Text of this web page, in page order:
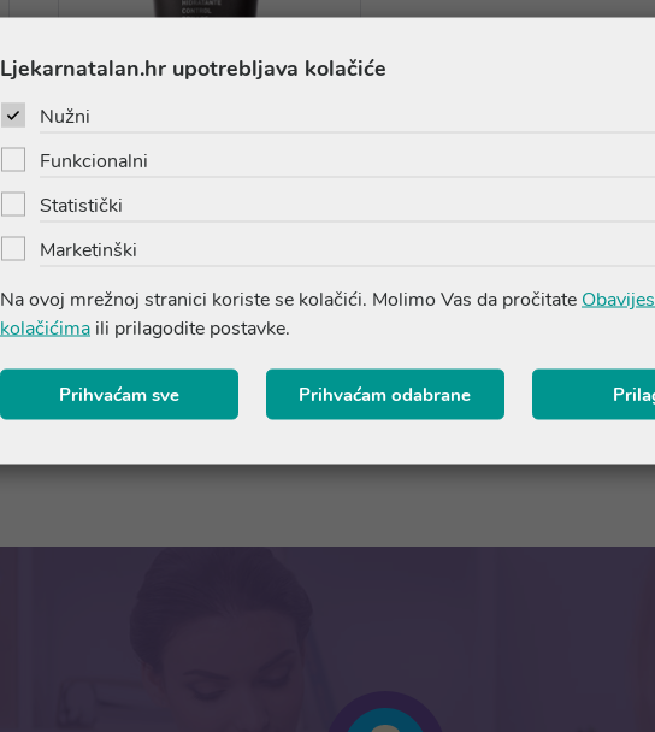
kontrolu sjaja
22,73 €
Dodaj u košaricu
Ljekarnatalan.hr upotrebljava kolačiće
Nužni
Funkcionalni
Statistički
Marketinški
Na ovoj mrežnoj stranici koriste se kolačići. Molimo Vas da pročitate
kolačićima ili prilagodite postavke.
Prihvaćam sve Prihvaćam odabrane